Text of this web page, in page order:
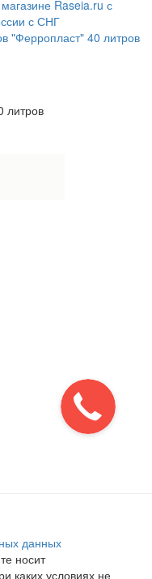
"Ферропласт" 40 литров
литров
данных
носит
каких условиях не